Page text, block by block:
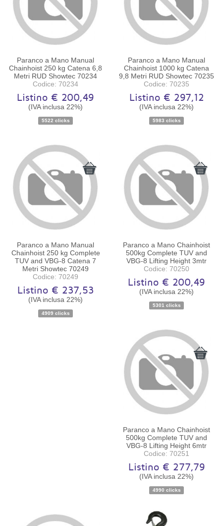
Disponibilità:Ordinabile
Paranco a Mano Manual
Chainhoist 250 kg Catena 6,8
Metri RUD Showtec 70234
Codice: 70234
Listino € 200,49
(IVA inclusa 22%)
5522 clicks
Disponibilità:Ordinabile
Paranco a Mano Manual
Chainhoist 1000 kg Catena
9,8 Metri RUD Showtec 70235
Codice: 70235
Listino € 297,12
(IVA inclusa 22%)
5983 clicks
Disponibilità:Ordinabile
Paranco a Mano Manual
Chainhoist 250 kg Complete
TUV and VBG-8 Catena 7
Metri Showtec 70249
Codice: 70249
Listino € 237,53
(IVA inclusa 22%)
4909 clicks
Disponibilità:Ordinabile
Paranco a Mano Chainhoist
500kg Complete TUV and
VBG-8 Lifting Height 3mtr
Codice: 70250
Listino € 200,49
(IVA inclusa 22%)
5301 clicks
Disponibilità:Ordinabile
Paranco a Mano Chainhoist
500kg Complete TUV and
VBG-8 Lifting Height 6mtr
Codice: 70251
Listino € 277,79
(IVA inclusa 22%)
4990 clicks